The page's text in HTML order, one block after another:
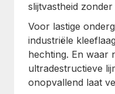
slijtvastheid
Voor lastige
industriële
hechting. En waar
ultradestructieve
onopvallend laat